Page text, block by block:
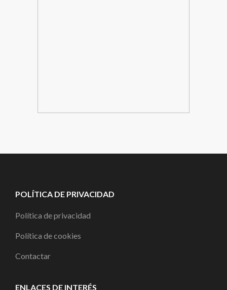
POLÍTICA DE PRIVACIDAD
Política de privacidad
Política de cookies
Contactar
ENLACES DE INTERÉS